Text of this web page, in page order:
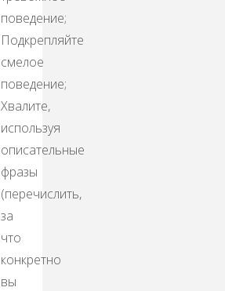
поведение;
Подкрепляйте
смелое
поведение;
Хвалите,
используя
описательные
фразы
(перечислить,
за
что
конкретно
вы